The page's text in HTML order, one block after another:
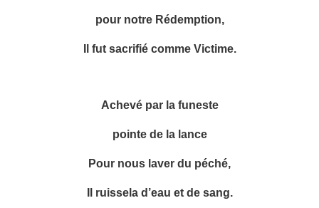
pour notre Rédemption,
Il fut sacrifié comme Victime.
Achevé par la funeste
pointe de la lance
Pour nous laver du péché,
Il ruissela d’eau et de sang.